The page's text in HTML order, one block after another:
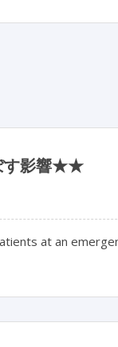
す影響★★
at an